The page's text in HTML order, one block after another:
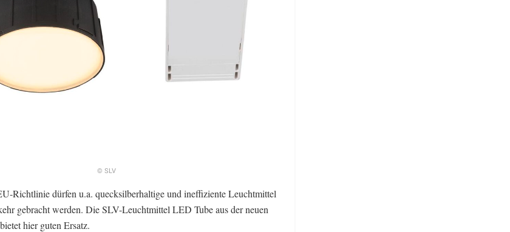
© SLV
Richtlinie dürfen u.a. quecksilberhaltige und ineffiziente Leuchtmittel
gebracht werden. Die SLV-Leuchtmittel LED Tube aus der neuen
hier guten Ersatz.